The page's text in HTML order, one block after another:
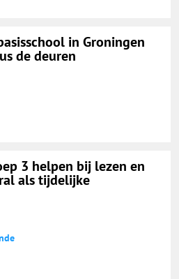
in Groningen
de deuren
3 helpen bij lezen en
als tijdelijke